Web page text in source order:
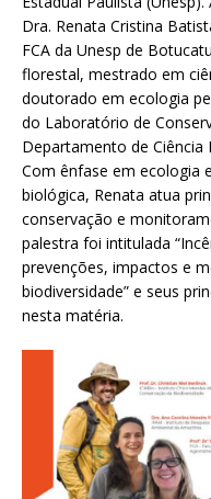
Dra. Renata Cristina
FCA da Unesp de
florestal, mestrado em
doutorado em ecologia
do Laboratório de
Departamento de Ciência
Com ênfase em ecologia
biológica, Renata atua
conservação e
palestra foi intitulada
prevenções, impactos e
biodiversidade” e seus
nesta matéria.